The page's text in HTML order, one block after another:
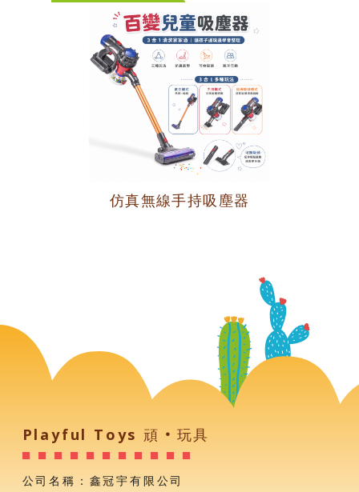
仿真無線手持吸塵器
Playful Toys 頑‧玩具
公司名稱：鑫冠宇有限公司